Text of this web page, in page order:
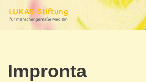
Impronta